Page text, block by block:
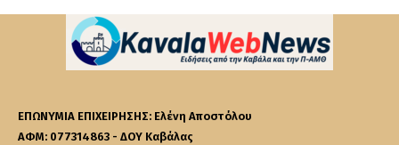
ΕΠΩΝΥΜΙΑ ΕΠΙΧΕΙΡΗΣΗΣ: Ελένη Αποστόλου
ΑΦΜ: 077314863 - ΔΟΥ Καβάλας